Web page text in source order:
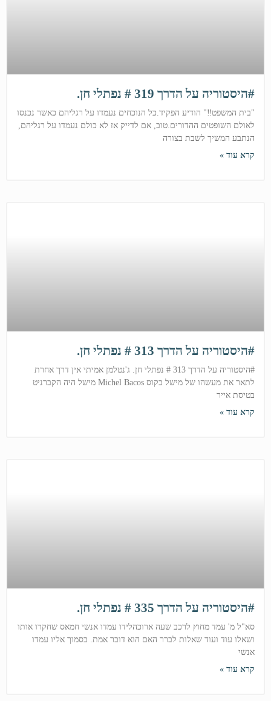
#היסטוריה על הדרך 319 # נפתלי חן.
"בית המשפט‼️" הודיע הפקיד.כל הנוכחים נעמדו על רגליהם כאשר נכנסו
לאולם השופטים ההדורים.טוב, אם לדייק אז לא כולם נעמדו על רגליהם,
הנתבע המשיך לשבת בצורה
קרא עוד »
#היסטוריה על הדרך 313 # נפתלי חן.
#היסטוריה על הדרך 313 # נפתלי חן. ג'נטלמן אמיתי אין דרך אחרת
לתאר את מעשהו של מישל בקוס Michel Bacos מישל היה הקברניט
בטיסת אייר
קרא עוד »
#היסטוריה על הדרך 335 # נפתלי חן.
סא"ל מ' עמד מחוץ לרכב שעה ארוכהלידו עמדו אנשי חמאס שחקרו אותו
ושאלו עוד ועוד שאלות לברר האם הוא דובר אמת. בסמוך אליו עמדו
אנשי
קרא עוד »